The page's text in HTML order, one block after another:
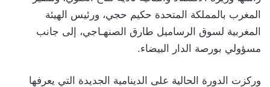
المغرب بالمملكة المتحدة حكيم حجي، ورئيس الهيئة
المغربية لسوق الرساميل طارق الصنهـاجي، إلى جانب
مسؤولي بورصة الدار البيضاء.
وركزت الدورة الحالية على الدينامية الجديدة التي يعرفها